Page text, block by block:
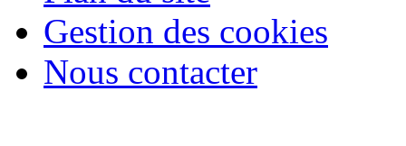
Gestion des cookies
Nous contacter